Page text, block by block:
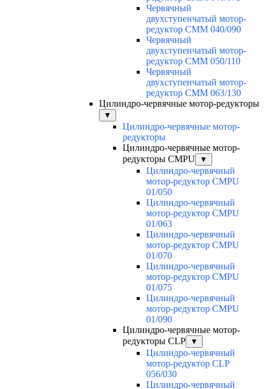
Червячный
двухступенчатый мотор-
редуктор CMM 040/090
Червячный
двухступенчатый мотор-
редуктор CMM 050/110
Червячный
двухступенчатый мотор-
редуктор CMM 063/130
Цилиндро-червячные мотор-редукторы
▼
Цилиндро-червячные мотор-
редукторы
Цилиндро-червячные мотор-
редукторы CMPU
▼
Цилиндро-червячный
мотор-редуктор CMPU
01/050
Цилиндро-червячный
мотор-редуктор CMPU
01/063
Цилиндро-червячный
мотор-редуктор CMPU
01/070
Цилиндро-червячный
мотор-редуктор CMPU
01/075
Цилиндро-червячный
мотор-редуктор CMPU
01/090
Цилиндро-червячные мотор-
редукторы CLP
▼
Цилиндро-червячный
мотор-редуктор CLP
056/030
Цилиндро-червячный